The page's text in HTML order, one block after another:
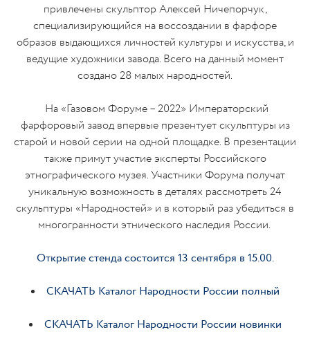
привлечены скульптор Алексей Ничепорчук,
специализирующийся на воссоздании в фарфоре
образов выдающихся личностей культуры и искусства, и
ведущие художники завода. Всего на данный момент
создано 28 малых народностей.
На «Газовом Форуме – 2022» Императорский
фарфоровый завод впервые презентует скульптуры из
старой и новой серии на одной площадке. В презентации
также примут участие эксперты Российского
этнографического музея. Участники Форума получат
уникальную возможность в деталях рассмотреть 24
скульптуры «Народностей» и в который раз убедиться в
многогранности этнического наследия России.
Открытие стенда состоится 13 сентября в 15.00.
СКАЧАТЬ Каталог Народности России полный
СКАЧАТЬ Каталог Народности России новинки